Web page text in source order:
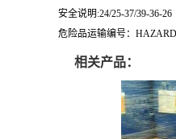
安全说明:24/25-37/39-36-26
危险品运输编号：HAZARD
相关产品：